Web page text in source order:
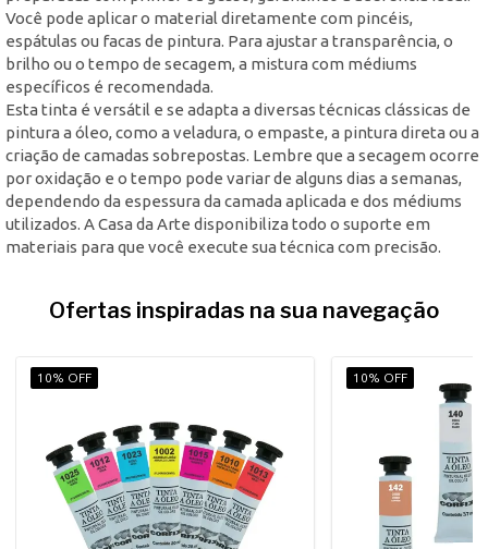
Você pode aplicar o material diretamente com pincéis,
espátulas ou facas de pintura. Para ajustar a transparência, o
brilho ou o tempo de secagem, a mistura com médiums
específicos é recomendada.
Esta tinta é versátil e se adapta a diversas técnicas clássicas de
pintura a óleo, como a veladura, o empaste, a pintura direta ou a
criação de camadas sobrepostas. Lembre que a secagem ocorre
por oxidação e o tempo pode variar de alguns dias a semanas,
dependendo da espessura da camada aplicada e dos médiums
utilizados. A Casa da Arte disponibiliza todo o suporte em
materiais para que você execute sua técnica com precisão.
Ofertas inspiradas na sua navegação
10% OFF 10% OFF